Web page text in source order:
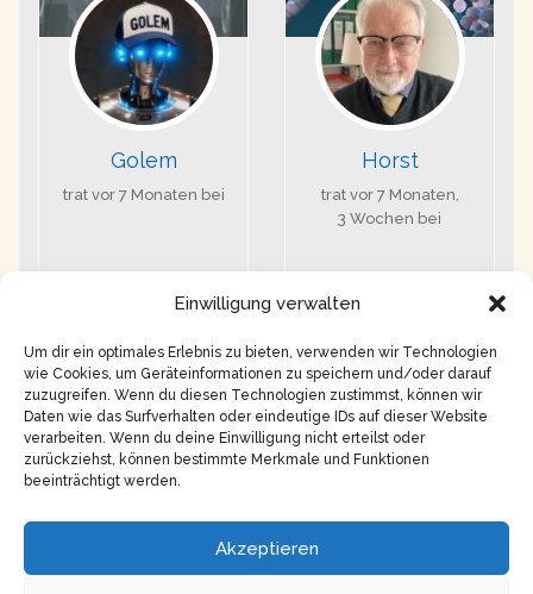
Einwilligung verwalten
Um dir ein optimales Erlebnis zu bieten, verwenden wir Technologien
wie Cookies, um Geräteinformationen zu speichern und/oder darauf
zuzugreifen. Wenn du diesen Technologien zustimmst, können wir
Daten wie das Surfverhalten oder eindeutige IDs auf dieser Website
verarbeiten. Wenn du deine Einwilligung nicht erteilst oder
zurückziehst, können bestimmte Merkmale und Funktionen
beeinträchtigt werden.
Akzeptieren
Golem
trat vor 7 Monaten bei
Horst
trat vor 7 Monaten,
3 Wochen bei
Ansicht von 1 - 2 von 2 Mitgliedern
Impressum
Datenschutz